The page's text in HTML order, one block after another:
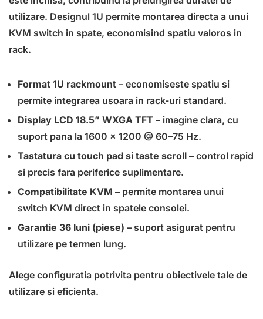
utilizare. Designul 1U permite montarea directa a unui
KVM switch in spate, economisind spatiu valoros in
rack.
Format 1U rackmount – economiseste spatiu si
permite integrarea usoara in rack-uri standard.
Display LCD 18.5” WXGA TFT – imagine clara, cu
suport pana la 1600 x 1200 @ 60–75 Hz.
Tastatura cu touch pad si taste scroll – control rapid
si precis fara periferice suplimentare.
Compatibilitate KVM – permite montarea unui
switch KVM direct in spatele consolei.
Garantie 36 luni (piese) – suport asigurat pentru
utilizare pe termen lung.
Alege configuratia potrivita pentru obiectivele tale de
utilizare si eficienta.